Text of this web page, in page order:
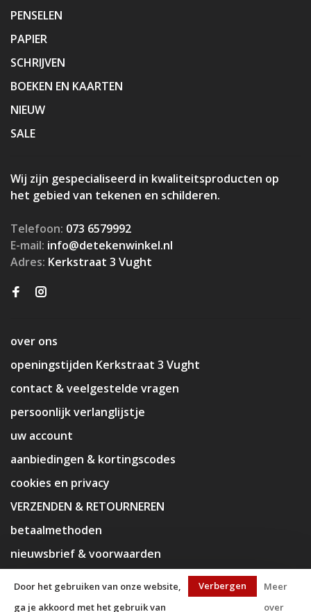
PENSELEN
PAPIER
SCHRIJVEN
BOEKEN EN KAARTEN
NIEUW
SALE
Wij zijn gespecialiseerd in kwaliteitsproducten op
het gebied van tekenen en schilderen.
Telefoon: 073 6579992
E-mail: info@detekenwinkel.nl
Adres: Kerkstraat 3 Vught
over ons
openingstijden Kerkstraat 3 Vught
contact & veelgestelde vragen
persoonlijk verlanglijstje
uw account
aanbiedingen & kortingscodes
cookies en privacy
VERZENDEN & RETOURNEREN
betaalmethoden
nieuwsbrief & voorwaarden
Door het gebruiken van onze website,
ga je akkoord met het gebruik van
Verbergen
Meer
over